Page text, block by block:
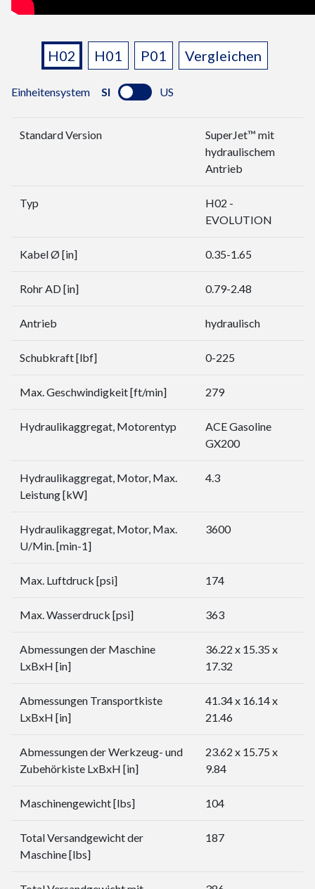
PRODUKTEIGENSCHAFTEN
Varianten:
H02 H01 P01 Vergleichen
Einheitensystem SI US
Standard Version
SuperJet™ mit
hydraulischem
Antrieb
Typ
H02 -
EVOLUTION
Kabel Ø [in] 0.35-1.65
Rohr AD [in] 0.79-2.48
Antrieb hydraulisch
Schubkraft [lbf] 0-225
Max. Geschwindigkeit [ft/min] 279
Hydraulikaggregat, Motorentyp
ACE Gasoline
GX200
Hydraulikaggregat, Motor, Max.
Leistung [kW]
4.3
Hydraulikaggregat, Motor, Max.
U/Min. [min-1]
3600
Max. Luftdruck [psi] 174
Max. Wasserdruck [psi] 363
Abmessungen der Maschine
LxBxH [in]
36.22 x 15.35 x
17.32
Abmessungen Transportkiste
LxBxH [in]
41.34 x 16.14 x
21.46
Abmessungen der Werkzeug- und
Zubehörkiste LxBxH [in]
23.62 x 15.75 x
9.84
Maschinengewicht [lbs] 104
Total Versandgewicht der
Maschine [lbs]
187